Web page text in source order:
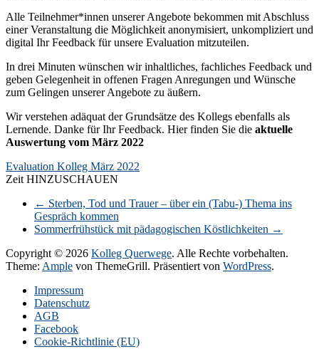
Alle Teilnehmer*innen unserer Angebote bekommen mit Abschluss
einer Veranstaltung die Möglichkeit anonymisiert, unkompliziert und
digital Ihr Feedback für unsere Evaluation mitzuteilen.
In drei Minuten wünschen wir inhaltliches, fachliches Feedback und
geben Gelegenheit in offenen Fragen Anregungen und Wünsche
zum Gelingen unserer Angebote zu äußern.
Wir verstehen adäquat der Grundsätze des Kollegs ebenfalls als
Lernende. Danke für Ihr Feedback. Hier finden Sie die aktuelle
Auswertung vom März 2022
Evaluation Kolleg März 2022
Zeit HINZUSCHAUEN
← Sterben, Tod und Trauer – über ein (Tabu-) Thema ins
Gespräch kommen
Sommerfrühstück mit pädagogischen Köstlichkeiten →
Copyright © 2026 Kolleg Querwege. Alle Rechte vorbehalten.
Theme: Ample von ThemeGrill. Präsentiert von WordPress.
Impressum
Datenschutz
AGB
Facebook
Cookie-Richtlinie (EU)